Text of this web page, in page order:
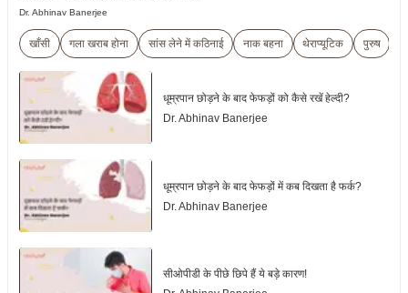
Dr. Abhinav Banerjee
खाँसी गला खराब होना सांस लेने में कठिनाई नाक बहना थेराप्यूटिक पुरुष
धूम्रपान छोड़ने के बाद फेफड़ों को कैसे रखें हेल्दी?
Dr. Abhinav Banerjee
धूम्रपान छोड़ने के बाद फेफड़ों में कब दिखता है फर्क?
Dr. Abhinav Banerjee
सीओपीडी के पीछे छिपे हैं ये बड़े कारण!